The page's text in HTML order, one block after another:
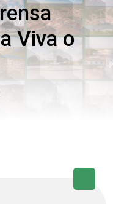
Viva o